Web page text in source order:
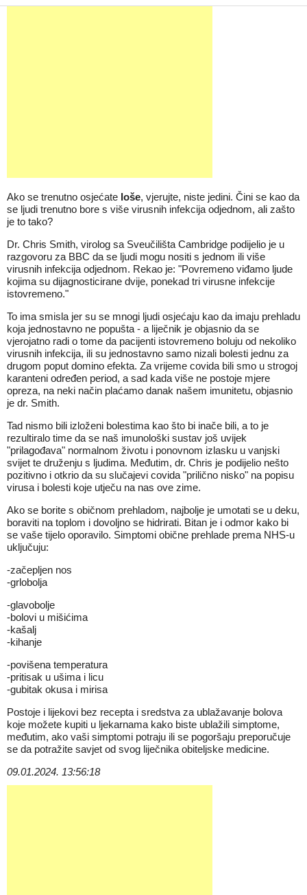
Ako se trenutno osjećate loše, vjerujte, niste jedini. Čini se kao da
se ljudi trenutno bore s više virusnih infekcija odjednom, ali zašto
je to tako?
Dr. Chris Smith, virolog sa Sveučilišta Cambridge podijelio je u
razgovoru za BBC da se ljudi mogu nositi s jednom ili više
virusnih infekcija odjednom. Rekao je: "Povremeno viđamo ljude
kojima su dijagnosticirane dvije, ponekad tri virusne infekcije
istovremeno."
To ima smisla jer su se mnogi ljudi osjećaju kao da imaju prehladu
koja jednostavno ne popušta - a liječnik je objasnio da se
vjerojatno radi o tome da pacijenti istovremeno boluju od nekoliko
virusnih infekcija, ili su jednostavno samo nizali bolesti jednu za
drugom poput domino efekta. Za vrijeme covida bili smo u strogoj
karanteni određen period, a sad kada više ne postoje mjere
opreza, na neki način plaćamo danak našem imunitetu, objasnio
je dr. Smith.
Tad nismo bili izloženi bolestima kao što bi inače bili, a to je
rezultiralo time da se naš imunološki sustav još uvijek
"prilagođava" normalnom životu i ponovnom izlasku u vanjski
svijet te druženju s ljudima. Međutim, dr. Chris je podijelio nešto
pozitivno i otkrio da su slučajevi covida "prilično nisko" na popisu
virusa i bolesti koje utječu na nas ove zime.
Ako se borite s običnom prehladom, najbolje je umotati se u deku,
boraviti na toplom i dovoljno se hidrirati. Bitan je i odmor kako bi
se vaše tijelo oporavilo. Simptomi obične prehlade prema NHS-u
uključuju:
-začepljen nos
-grlobolja
-glavobolje
-bolovi u mišićima
-kašalj
-kihanje
-povišena temperatura
-pritisak u ušima i licu
-gubitak okusa i mirisa
Postoje i lijekovi bez recepta i sredstva za ublažavanje bolova
koje možete kupiti u ljekarnama kako biste ublažili simptome,
međutim, ako vaši simptomi potraju ili se pogoršaju preporučuje
se da potražite savjet od svog liječnika obiteljske medicine.
09.01.2024. 13:56:18